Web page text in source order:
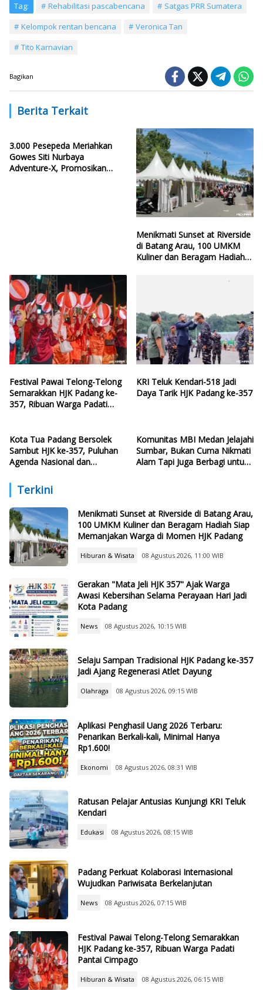
Tag: Rehabilitasi pascabencana
Satgas PRR Sumatera
Kelompok rentan bencana
Veronica Tan
Tito Karnavian
Bagikan
Berita Terkait
3.000 Pesepeda Meriahkan
Gowes Siti Nurbaya
Adventure-X, Promosikan
Menikmati Sunset at Riverside
di Batang Arau, 100 UMKM
Kuliner dan Beragam Hadiah
Festival Pawai Telong-Telong
Semarakkan HJK Padang ke-
357, Ribuan Warga Padati
KRI Teluk Kendari-518 Jadi
Daya Tarik HJK Padang ke-357
Kota Tua Padang Bersolek
Sambut HJK ke-357, Puluhan
Agenda Nasional dan
Komunitas MBI Medan Jelajahi
Sumbar, Bukan Cuma Nikmati
Alam Tapi Juga Berbagi untuk
Terkini
Menikmati Sunset at Riverside di Batang Arau,
100 UMKM Kuliner dan Beragam Hadiah Siap
Memanjakan Warga di Momen HJK Padang
Hiburan & Wisata 08 Agustus 2026, 11:00 WIB
Gerakan "Mata Jeli HJK 357" Ajak Warga
Awasi Kebersihan Selama Perayaan Hari Jadi
Kota Padang
News 08 Agustus 2026, 10:15 WIB
Selaju Sampan Tradisional HJK Padang ke-357
Jadi Ajang Regenerasi Atlet Dayung
Olahraga 08 Agustus 2026, 09:15 WIB
Aplikasi Penghasil Uang 2026 Terbaru:
Penarikan Berkali-kali, Minimal Hanya
Rp1.600!
Ekonomi 08 Agustus 2026, 08:31 WIB
Ratusan Pelajar Antusias Kunjungi KRI Teluk
Kendari
Edukasi 08 Agustus 2026, 08:15 WIB
Padang Perkuat Kolaborasi Internasional
Wujudkan Pariwisata Berkelanjutan
News 08 Agustus 2026, 07:15 WIB
Festival Pawai Telong-Telong Semarakkan
HJK Padang ke-357, Ribuan Warga Padati
Pantai Cimpago
Hiburan & Wisata 08 Agustus 2026, 06:15 WIB